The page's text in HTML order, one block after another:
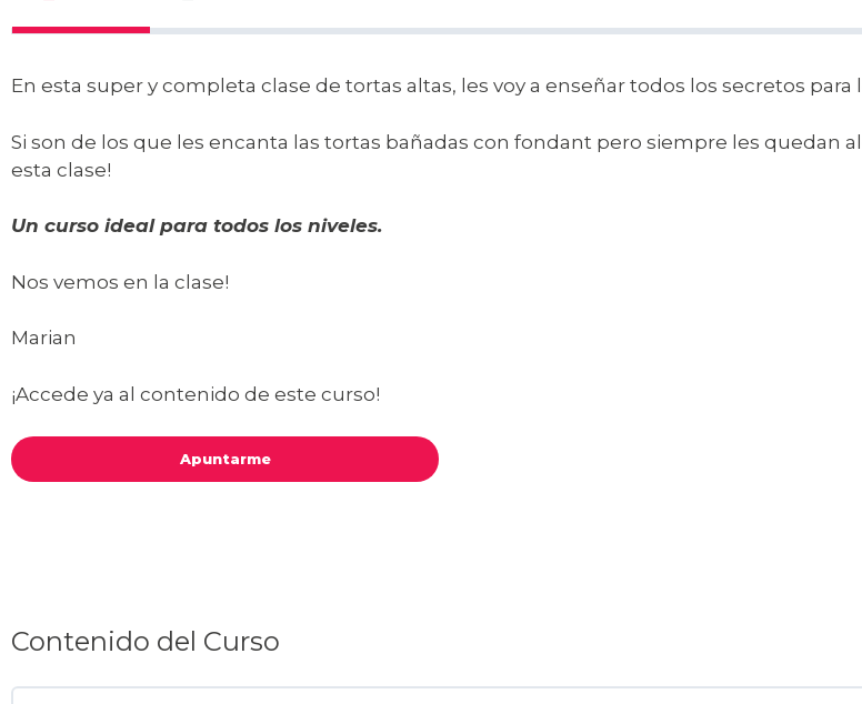
En esta super y completa clase de tortas altas, les voy a enseñar todos los secretos para
Si son de los que les encanta las tortas bañadas con fondant pero siempre les quedan
esta clase!
Un curso ideal para todos los niveles.
Nos vemos en la clase!
Marian
¡Accede ya al contenido de este curso!
Apuntarme
Contenido del Curso